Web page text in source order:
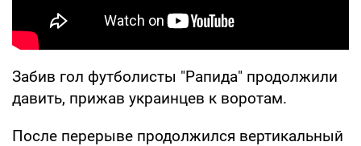
Забив гол футболисты "Рапида" продолжили
давить, прижав украинцев к воротам.
После перерыве продолжился вертикальный